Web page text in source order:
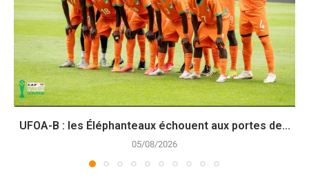
UFOA-B : les Éléphanteaux échouent aux portes de...
05/08/2026